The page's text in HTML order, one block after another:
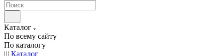
Каталог
По всему сайту
По каталогу
Каталог